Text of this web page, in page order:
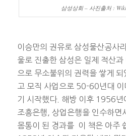
삼성상회 – 사진출처 :
이승만의 권유로 삼성물산공사
울로 진출한 삼성은 일제 적산
으로 무소불위의 권력을 쌓게
고 모직 사업으로 50-60년대
기 시작했다. 해방 이후 1956년
조흥은행, 상업은행을 인수하면
몸통이 된 경과를 이 책은 아주